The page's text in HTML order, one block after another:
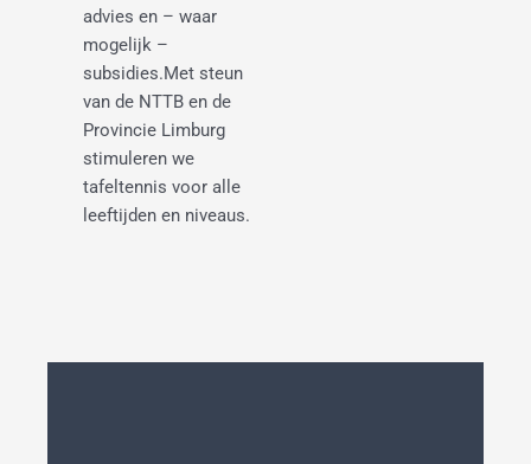
advies en – waar
mogelijk –
subsidies.Met steun
van de NTTB en de
Provincie Limburg
stimuleren we
tafeltennis voor alle
leeftijden en niveaus.